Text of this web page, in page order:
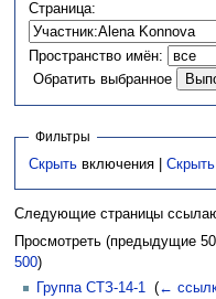
навигации
поиску
Страница:
Пространство имён:
Обратить выбранное
Фильтры
Скрыть включения |Скрыть
Следующие страницы
Просмотреть (предыдущие
500)
Группа СТЗ-14-1 (←